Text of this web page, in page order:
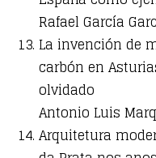
Rafael García
La invención de
carbón en
olvidado
Antonio Luis
Arquitetura